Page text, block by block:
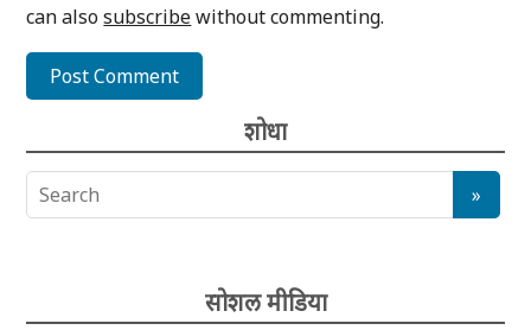
can alsosubscribewithout commenting.
शोधा
सोशल मीडिया